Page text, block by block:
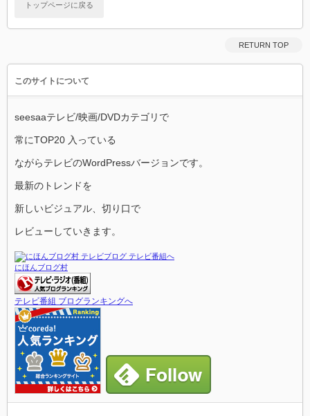
トップページに戻る
RETURN TOP
このサイトについて
seesaaテレビ/映画/DVDカテゴリで
常にTOP20 入っている
ながらテレビのWordPressバージョンです。
最新のトレンドを
新しいビジュアル、切り口で
レビューしていきます。
にほんブログ村
テレビ番組 ブログランキングへ